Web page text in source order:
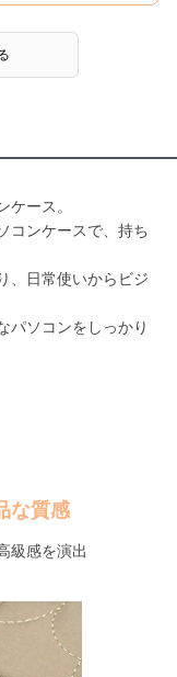
ース。
コンケースで、持ち
、日常使いからビジ
パソコンをしっかり
な質感
級感を演出